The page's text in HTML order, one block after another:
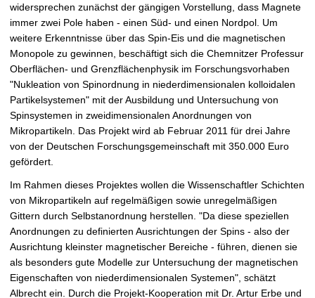
widersprechen zunächst der gängigen Vorstellung, dass Magnete
immer zwei Pole haben - einen Süd- und einen Nordpol. Um
weitere Erkenntnisse über das Spin-Eis und die magnetischen
Monopole zu gewinnen, beschäftigt sich die Chemnitzer Professur
Oberflächen- und Grenzflächenphysik im Forschungsvorhaben
"Nukleation von Spinordnung in niederdimensionalen kolloidalen
Partikelsystemen" mit der Ausbildung und Untersuchung von
Spinsystemen in zweidimensionalen Anordnungen von
Mikropartikeln. Das Projekt wird ab Februar 2011 für drei Jahre
von der Deutschen Forschungsgemeinschaft mit 350.000 Euro
gefördert.
Im Rahmen dieses Projektes wollen die Wissenschaftler Schichten
von Mikropartikeln auf regelmäßigen sowie unregelmäßigen
Gittern durch Selbstanordnung herstellen. "Da diese speziellen
Anordnungen zu definierten Ausrichtungen der Spins - also der
Ausrichtung kleinster magnetischer Bereiche - führen, dienen sie
als besonders gute Modelle zur Untersuchung der magnetischen
Eigenschaften von niederdimensionalen Systemen", schätzt
Albrecht ein. Durch die Projekt-Kooperation mit Dr. Artur Erbe und